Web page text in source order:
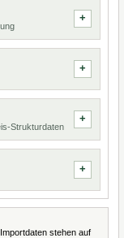
Strukturdaten
stehen auf